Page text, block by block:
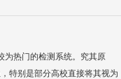
为热门的检测系统。究其原
特别是部分高校直接将其视为